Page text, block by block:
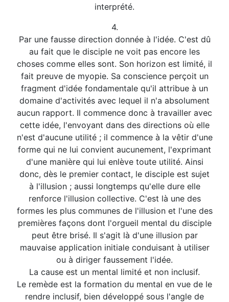
interprété.
4.
Par une fausse direction donnée à l'idée. C'est dû
au fait que le disciple ne voit pas encore les
choses comme elles sont. Son horizon est limité, il
fait preuve de myopie. Sa conscience perçoit un
fragment d'idée fondamentale qu'il attribue à un
domaine d'activités avec lequel il n'a absolument
aucun rapport. Il commence donc à travailler avec
cette idée, l'envoyant dans des directions où elle
n'est d'aucune utilité ; il commence à la vêtir d'une
forme qui ne lui convient aucunement, l'exprimant
d'une manière qui lui enlève toute utilité. Ainsi
donc, dès le premier contact, le disciple est sujet
à l'illusion ; aussi longtemps qu'elle dure elle
renforce l'illusion collective. C'est là une des
formes les plus communes de l'illusion et l'une des
premières façons dont l'orgueil mental du disciple
peut être brisé. Il s'agit là d'une illusion par
mauvaise application initiale conduisant à utiliser
ou à diriger faussement l'idée.
La cause est un mental limité et non inclusif.
Le remède est la formation du mental en vue de le
rendre inclusif, bien développé sous l'angle de